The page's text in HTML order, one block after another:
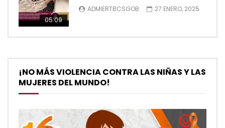
05:09
ADMIERTBCSGOB 27 ENERO, 2025
¡NO MÁS VIOLENCIA CONTRA LAS NIÑAS Y LAS
MUJERES DEL MUNDO!